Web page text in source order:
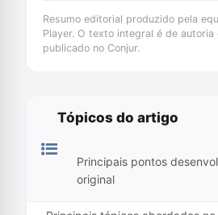
Resumo editorial produzido pela
Player. O texto integral é de
publicado no Conjur.
Tópicos do artigo
Principais pontos
original